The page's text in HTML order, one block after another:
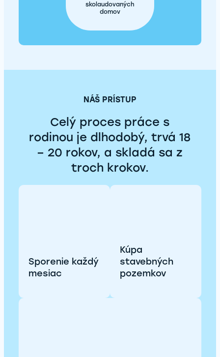
skolaudovaných
domov
NÁŠ PRÍSTUP
Celý proces práce s
rodinou je dlhodobý, trvá 18
– 20 rokov, a skladá sa z
troch krokov.
Sporenie každý
mesiac
Kúpa
stavebných
pozemkov